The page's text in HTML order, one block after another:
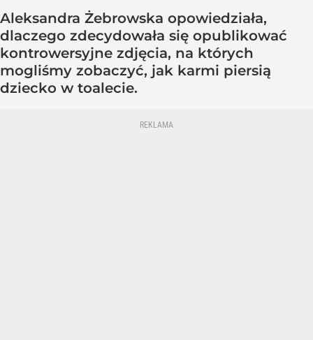
Aleksandra Żebrowska opowiedziała,
dlaczego zdecydowała się opublikować
kontrowersyjne zdjęcia, na których
mogliśmy zobaczyć, jak karmi piersią
dziecko w toalecie.